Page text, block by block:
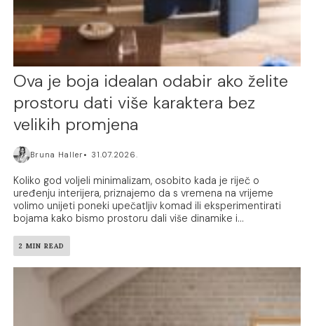
Ova je boja idealan odabir ako želite
prostoru dati više karaktera bez
velikih promjena
Bruna Haller 31.07.2026.
Koliko god voljeli minimalizam, osobito kada je riječ o
uređenju interijera, priznajemo da s vremena na vrijeme
volimo unijeti poneki upečatljiv komad ili eksperimentirati
bojama kako bismo prostoru dali više dinamike i...
2 MIN READ